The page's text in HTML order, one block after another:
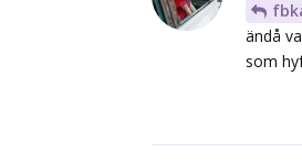
ändå
som